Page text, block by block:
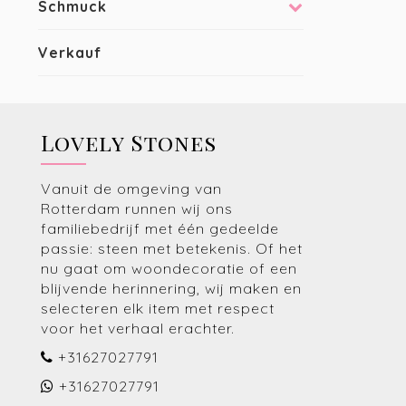
Welt
Eine
für
Schmuck
Verkauf
Lovely Stones
Vanuit de omgeving van
Rotterdam runnen wij ons
familiebedrijf met één gedeelde
passie: steen met betekenis. Of het
nu gaat om woondecoratie of een
blijvende herinnering, wij maken en
selecteren elk item met respect
voor het verhaal erachter.
+31627027791
+31627027791